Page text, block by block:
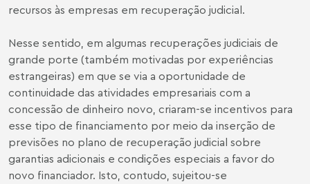
recursos às empresas em recuperação judicial.
Nesse sentido, em algumas recuperações judiciais de
grande porte (também motivadas por experiências
estrangeiras) em que se via a oportunidade de
continuidade das atividades empresariais com a
concessão de dinheiro novo, criaram-se incentivos para
esse tipo de financiamento por meio da inserção de
previsões no plano de recuperação judicial sobre
garantias adicionais e condições especiais a favor do
novo financiador. Isto, contudo, sujeitou-se